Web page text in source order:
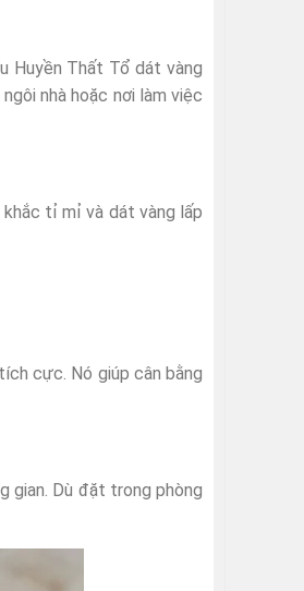
Huyền Thất Tổ dát vàng
nhà hoặc nơi làm việc
tỉ mỉ và dát vàng lấp
cực. Nó giúp cân bằng
gian. Dù đặt trong phòng